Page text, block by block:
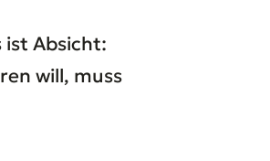
Absicht:
will, muss